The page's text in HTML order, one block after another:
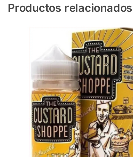
Productos relacionados